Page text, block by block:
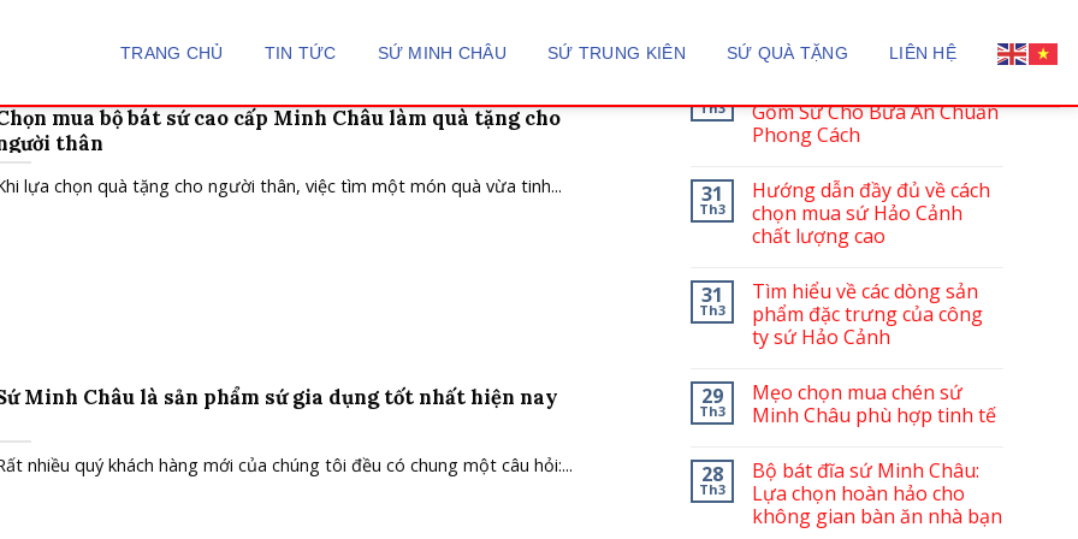
TRANG CHỦ TIN TỨC SỨ MINH CHÂU SỨ TRUNG KIÊN SỨ QUÀ TẶNG LIÊN HỆ
mua bộ bát sứ cao cấp Minh Châu làm quà tặng cho
thân
lựa chọn quà tặng cho người thân, việc tìm một món quà vừa tinh...
Minh Châu là sản phẩm sứ gia dụng tốt nhất hiện nay
nhiều quý khách hàng mới của chúng tôi đều có chung một câu hỏi:...
BÀI VIẾT MỚI
Th3
Gốm Sứ Cho Bữa Ăn Chuẩn
Phong Cách
31
Th3
Hướng dẫn đầy đủ về cách
chọn mua sứ Hảo Cảnh
chất lượng cao
31
Th3
Tìm hiểu về các dòng sản
phẩm đặc trưng của công
ty sứ Hảo Cảnh
29
Th3
Mẹo chọn mua chén sứ
Minh Châu phù hợp tinh tế
28
Th3
Bộ bát đĩa sứ Minh Châu:
Lựa chọn hoàn hảo cho
không gian bàn ăn nhà bạn